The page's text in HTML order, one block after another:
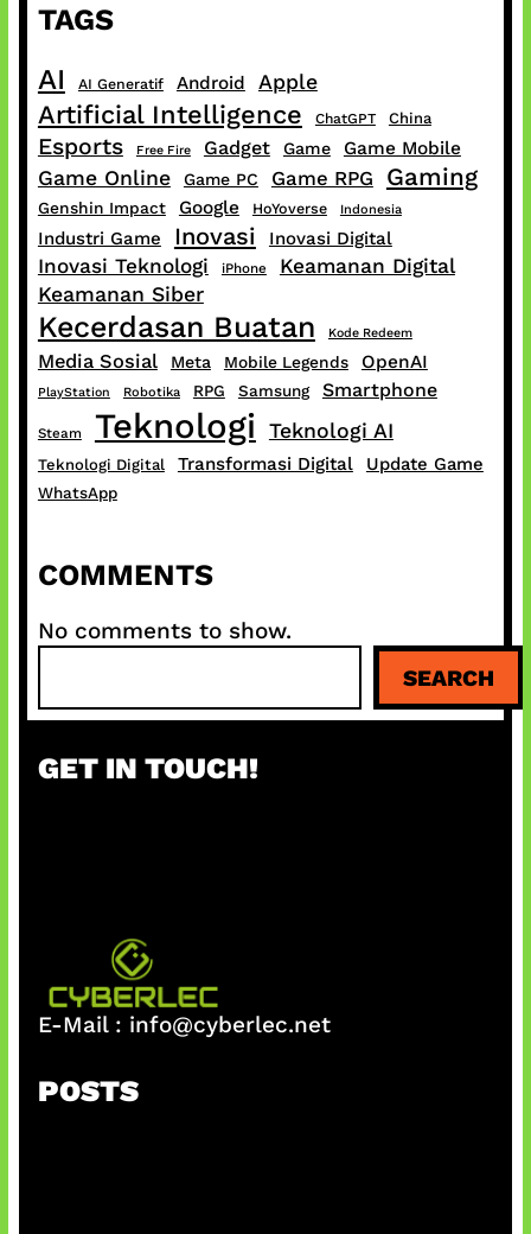
TAGS
AI AI Generatif Android Apple
Artificial Intelligence ChatGPT China
Esports Free Fire Gadget Game Game Mobile
Game Online Game PC Game RPG Gaming
Genshin Impact Google HoYoverse Indonesia
Industri Game Inovasi Inovasi Digital
Inovasi Teknologi iPhone
Keamanan Digital
Keamanan Siber
Kecerdasan Buatan Kode Redeem
Media Sosial Meta Mobile Legends OpenAI
PlayStation Robotika RPG Samsung Smartphone
Steam Teknologi Teknologi AI
Teknologi Digital Transformasi Digital Update Game
WhatsApp
COMMENTS
No comments to show.
a
c
SEARCH
GET IN TOUCH!
E-Mail : info@cyberlec.net
POSTS